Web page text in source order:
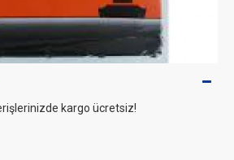
kargo ücretsiz!